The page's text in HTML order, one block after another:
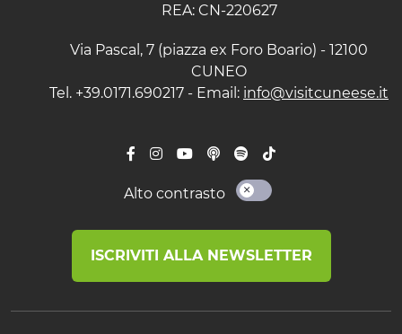
REA: CN-220627
Via Pascal, 7 (piazza ex Foro Boario) - 12100
CUNEO
Tel. +39.0171.690217 - Email: info@visitcuneese.it
Alto contrasto
ISCRIVITI ALLA NEWSLETTER